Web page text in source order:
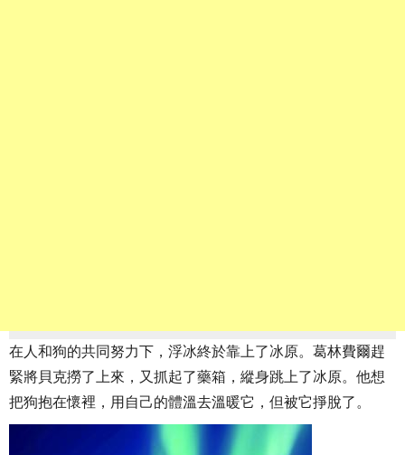
在人和狗的共同努力下，浮冰終於靠上了冰原。葛林費爾趕
緊將貝克撈了上來，又抓起了藥箱，縱身跳上了冰原。他想
把狗抱在懷裡，用自己的體溫去溫暖它，但被它掙脫了。